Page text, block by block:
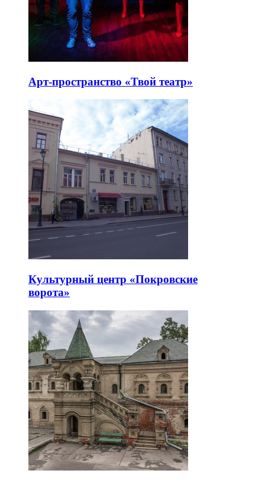
Арт-пространство «Твой театр»
Культурный центр «Покровские
ворота»